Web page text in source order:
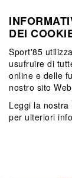
DEI
Sport'85
usufruire di
online e delle
nostro sito
Leggi la nostra
per ulteriori